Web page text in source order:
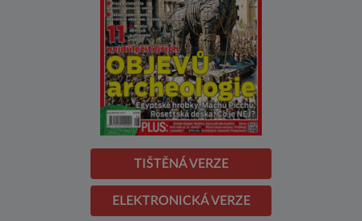
TIŠTĚNÁ VERZE
ELEKTRONICKÁ VERZE